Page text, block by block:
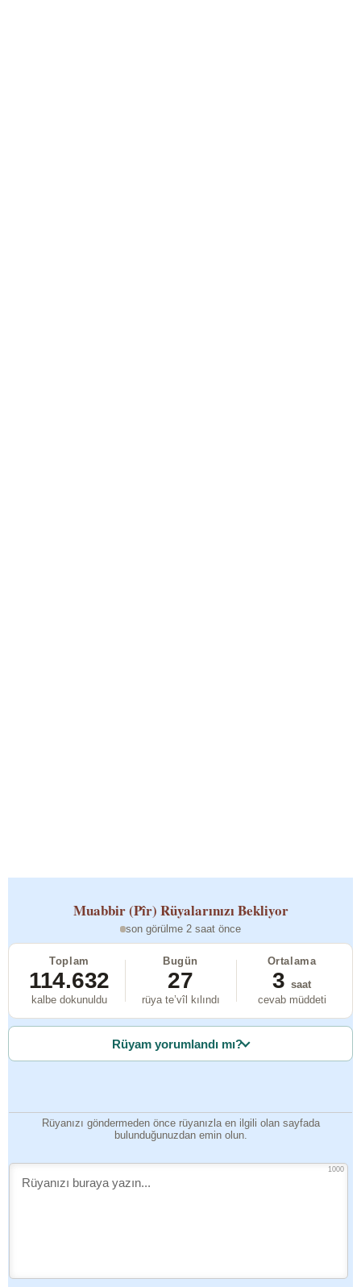
Muabbir (Pîr) Rüyalarınızı Bekliyor
son görülme 2 saat önce
Toplam
114.632
kalbe dokunuldu
Bugün
27
rüya te’vîl kılındı
Ortalama
3 saat
cevab müddeti
Rüyam yorumlandı mı?
Rüyanızı göndermeden önce rüyanızla en ilgili olan sayfada
bulunduğunuzdan emin olun.
1000